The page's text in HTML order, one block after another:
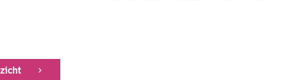
stemlocatie Rijnmond Multicultureel Centrum